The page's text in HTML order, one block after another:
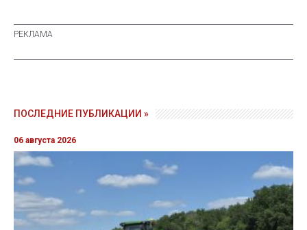
ПОСЛЕДНИЕ ПУБЛИКАЦИИ »
06 августа 2026